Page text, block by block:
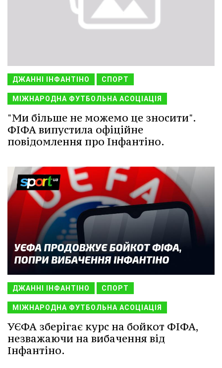
ДЖАННІ ІНФАНТІНО СПОРТ
МІЖНАРОДНА ФУТБОЛЬНА АСОЦІАЦІЯ
"Ми більше не можемо це зносити".
ФІФА випустила офіційне
повідомлення про Інфантіно.
ДЖАННІ ІНФАНТІНО СПОРТ
МІЖНАРОДНА ФУТБОЛЬНА АСОЦІАЦІЯ
УЄФА зберігає курс на бойкот ФІФА,
незважаючи на вибачення від
Інфантіно.